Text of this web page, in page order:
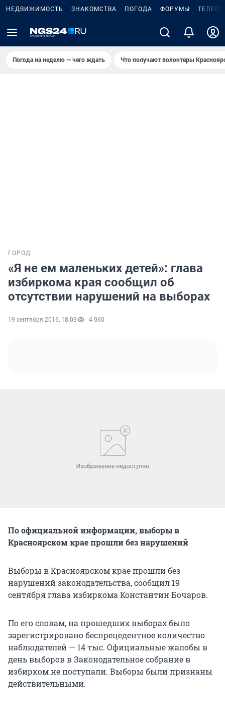
НЕДВИЖИМОСТЬ ЗНАКОМСТВА ПОГОДА ФОРУМЫ
Погода на неделю — чего ждать Что получают волонтеры
ГОРОД
«Я не ем маленьких детей»: глава
избиркома края сообщил об
отсутствии нарушений на выборах
19 сентября 2016, 18:03 4 060
По официальной информации, выборы в
Красноярском крае прошли без нарушений
Выборы в Красноярском крае прошли без
нарушений законодательства, сообщил 19
сентября глава избиркома Константин Бочаров.
По его словам, на прошедших выборах было
зарегистрировано беспрецедентное количество
наблюдателей — 14 тыс. Официальные жалобы в
день выборов в Законодательное собрание в
избирком не поступали. Выборы были признаны
действительными.